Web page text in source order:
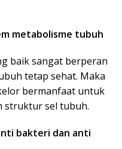
metabolisme tubuh
baik sangat berperan
tetap sehat. Maka
bermanfaat untuk
struktur sel tubuh.
bakteri dan anti